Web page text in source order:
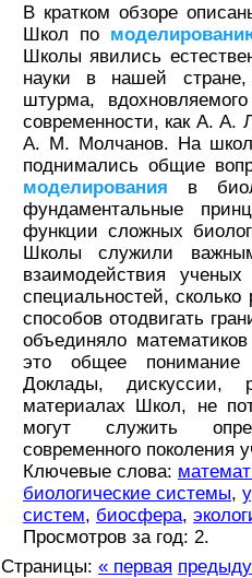
В кратком обзоре
Школ по
Школы явились
науки в нашей стране,
штурма,
современности, как А. А.
А. М. Молчанов. На
поднимались общие
моделирования в
фундаментальные
функции сложных
Школы служили
взаимодействия
специальностей,
способов отодвигать
объединяло
это общее понимание
Доклады, дискуссии,
материалах Школ, не
могут служить
современного поколения
Ключевые слова:
биологические системы,
систем, биосфера,
Просмотров за год: 2.
Страницы: « первая